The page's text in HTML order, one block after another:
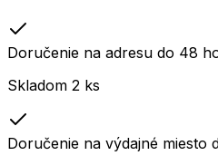
Doručenie na adresu do 48
Skladom 2 ks
Doručenie na výdajné miesto